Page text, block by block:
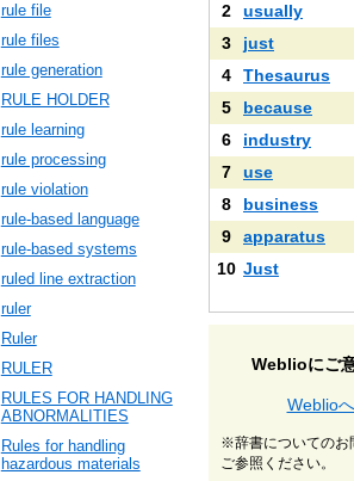
rule file
rule files
rule generation
RULE HOLDER
rule learning
rule processing
rule violation
rule-based language
rule-based systems
ruled line extraction
ruler
Ruler
RULER
RULES FOR HANDLING
ABNORMALITIES
Rules for handling
hazardous materials
2
usually
3
just
4
Thesaurus
5
because
6
industry
7
use
8
business
9
apparatus
10 Just
Weblioにご
Weblio
※辞書についてのお
ご参照ください。